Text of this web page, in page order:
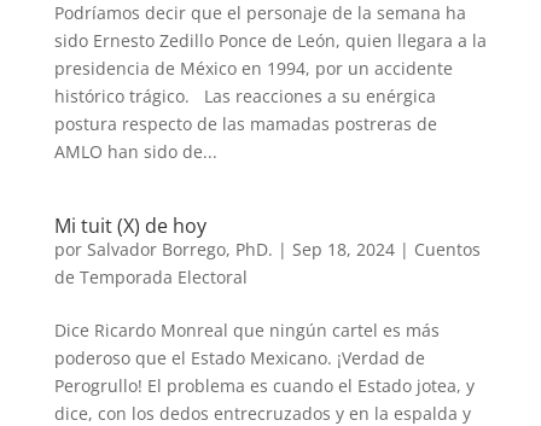
Podríamos decir que el personaje de la semana ha
sido Ernesto Zedillo Ponce de León, quien llegara a la
presidencia de México en 1994, por un accidente
histórico trágico. Las reacciones a su enérgica
postura respecto de las mamadas postreras de
AMLO han sido de...
Mi tuit (X) de hoy
por Salvador Borrego, PhD. | Sep 18, 2024| Cuentos
de Temporada Electoral
Dice Ricardo Monreal que ningún cartel es más
poderoso que el Estado Mexicano. ¡Verdad de
Perogrullo! El problema es cuando el Estado jotea, y
dice, con los dedos entrecruzados y en la espalda y